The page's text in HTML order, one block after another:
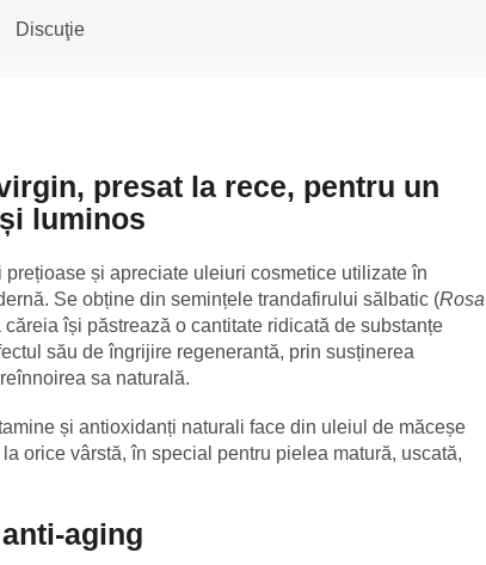
Discuţie
presat la rece, pentru un
luminos
și apreciate uleiuri cosmetice utilizate în
Se obține din semințele trandafirului sălbatic (Rosa
își păstrează o cantitate ridicată de substanțe
său de îngrijire regenerantă, prin susținerea
sa naturală.
și antioxidanți naturali face din uleiul de măceșe
orice vârstă, în special pentru pielea matură, uscată,
aging